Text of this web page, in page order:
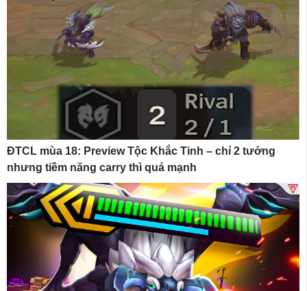
ĐTCL mùa 18: Preview Tộc Khắc Tinh – chỉ 2 tướng
nhưng tiềm năng carry thì quá mạnh